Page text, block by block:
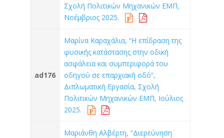
Σχολή Πολιτικών Μηχανικών ΕΜΠ,
Νοέμβριος 2025.
ad176
Μαρίνα Καραχάλια, “Η επίδραση της
φυσικής κατάστασης στην οδική
ασφάλεια και συμπεριφορά του
οδηγού σε επαρχιακή οδό”,
Διπλωματική Εργασία, Σχολή
Πολιτικών Μηχανικών ΕΜΠ, Ιούλιος
2025.
Μαριάνθη Αλβέρτη, “Διερεύνηση